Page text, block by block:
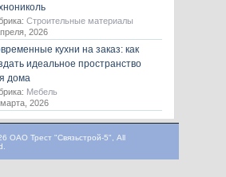
Строительные материалы
2026
кухни на заказ: как
идеальное пространство
дома
Мебель
2026
ОАО Трест "Связьстрой-5", All